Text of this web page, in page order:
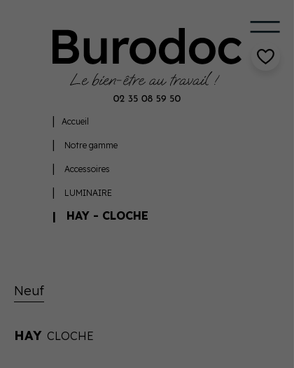
Accueil
Notre gamme
Accessoires
LUMINAIRE
HAY - CLOCHE
Neuf
HAY CLOCHE